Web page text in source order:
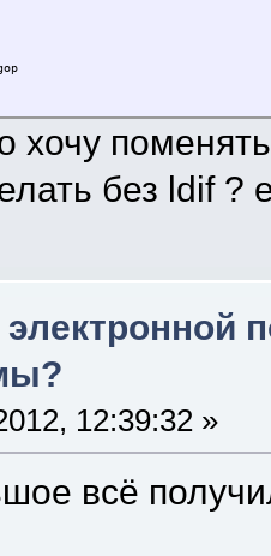
хочу
без ldif ?
12:39:32 »
всё